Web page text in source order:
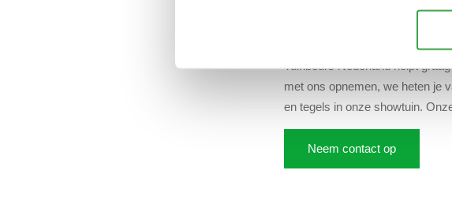
maken van een keuze voor
Inspiratie & advies:
Tuinbeurs Nederland helpt
met ons opnemen, we heten je
en tegels in onze showtuin.
Neem contact op